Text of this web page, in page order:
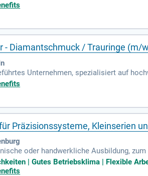
Mehrjährige Erfahrung in der
- Diamantschmuck / Trauringe (m/
Unternehmen, spezialisiert auf
individuell und einfühlsam, um ihre
Pflege unserer Ware sowie das
mit, idealerweise im Schmuck-
Präzisionssysteme, Kleinserien
oder handwerkliche Ausbildung,
in oder Hörakustiker/in; Sehr gute
| Gutes Betriebsklima | Flexible